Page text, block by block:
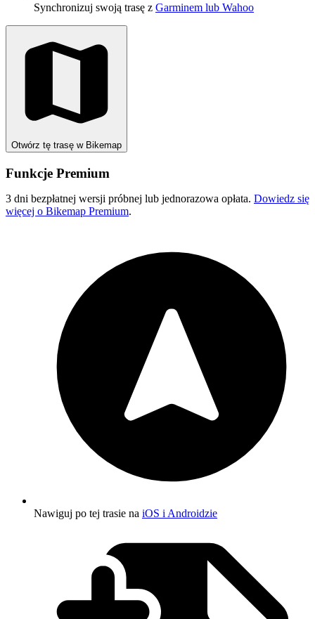
Synchronizuj swoją trasę z Garminem lub Wahoo
Otwórz tę trasę w Bikemap
Funkcje Premium
3 dni bezpłatnej wersji próbnej lub jednorazowa opłata. Dowiedz się
więcej o Bikemap Premium.
Nawiguj po tej trasie na iOS i Androidzie